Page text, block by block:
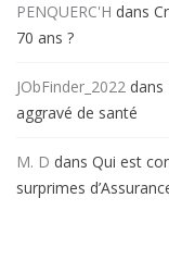
PENQUERC'H dans
70 ans ?
JObFinder_2022 dans
aggravé de santé
M. D dans Qui est
surprimes